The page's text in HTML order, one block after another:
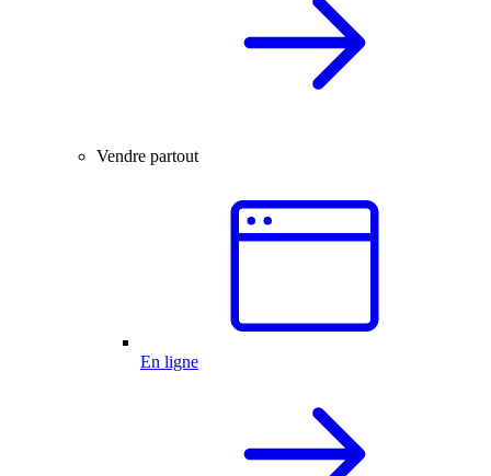
Vendre partout
En ligne